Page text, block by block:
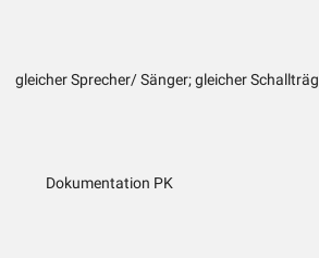
gleicher Sprecher/ Sänger; gleicher
Dokumentation PK